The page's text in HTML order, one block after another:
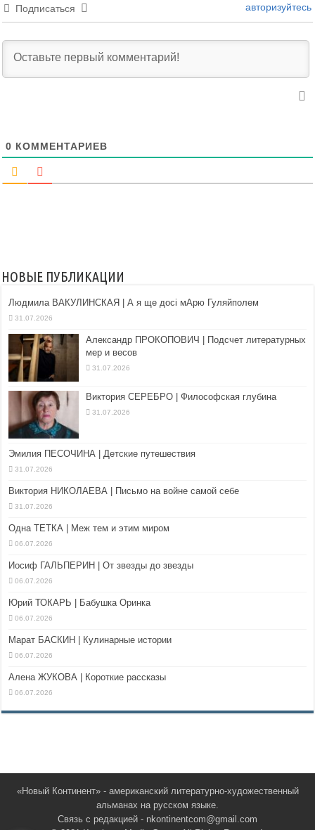
Подписаться авторизуйтесь
0 КОММЕНТАРИЕВ
НОВЫЕ ПУБЛИКАЦИИ
Людмила ВАКУЛИНСКАЯ | А я ще досі мАрю Гуляйполем
31.07.2026
Александр ПРОКОПОВИЧ | Подсчет литературных
мер и весов
31.07.2026
Виктория СЕРЕБРО | Философская глубина
31.07.2026
Эмилия ПЕСОЧИНА | Детские путешествия
31.07.2026
Виктория НИКОЛАЕВА | Письмо на войне самой себе
31.07.2026
Одна ТЕТКА | Меж тем и этим миром
06.07.2026
Иосиф ГАЛЬПЕРИН | От звезды до звезды
06.07.2026
Юрий ТОКАРЬ | Бабушка Оринка
06.07.2026
Марат БАСКИН | Кулинарные истории
06.07.2026
Алена ЖУКОВА | Короткие рассказы
06.07.2026
«Новый Континент» - американский литературно-художественный
альманах на русском языке.
Связь с редакцией - nkontinentcom@gmail.com